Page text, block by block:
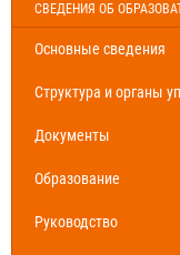
СВЕДЕНИЯ ОБ
Основные сведения
Структура и органы
Документы
Образование
Руководство